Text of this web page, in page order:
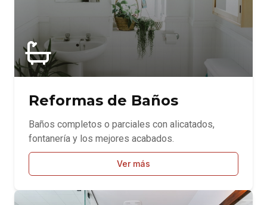
Reformas de Baños
Baños completos o parciales con alicatados,
fontanería y los mejores acabados.
Ver más